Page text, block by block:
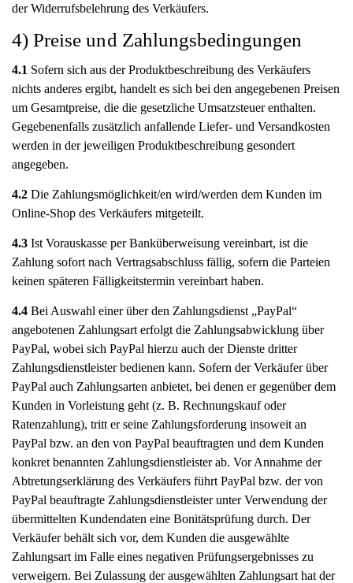
der Widerrufsbelehrung des Verkäufers.
4) Preise und Zahlungsbedingungen
4.1 Sofern sich aus der Produktbeschreibung des Verkäufers
nichts anderes ergibt, handelt es sich bei den angegebenen Preisen
um Gesamtpreise, die die gesetzliche Umsatzsteuer enthalten.
Gegebenenfalls zusätzlich anfallende Liefer- und Versandkosten
werden in der jeweiligen Produktbeschreibung gesondert
angegeben.
4.2 Die Zahlungsmöglichkeit/en wird/werden dem Kunden im
Online-Shop des Verkäufers mitgeteilt.
4.3 Ist Vorauskasse per Banküberweisung vereinbart, ist die
Zahlung sofort nach Vertragsabschluss fällig, sofern die Parteien
keinen späteren Fälligkeitstermin vereinbart haben.
4.4 Bei Auswahl einer über den Zahlungsdienst „PayPal“
angebotenen Zahlungsart erfolgt die Zahlungsabwicklung über
PayPal, wobei sich PayPal hierzu auch der Dienste dritter
Zahlungsdienstleister bedienen kann. Sofern der Verkäufer über
PayPal auch Zahlungsarten anbietet, bei denen er gegenüber dem
Kunden in Vorleistung geht (z. B. Rechnungskauf oder
Ratenzahlung), tritt er seine Zahlungsforderung insoweit an
PayPal bzw. an den von PayPal beauftragten und dem Kunden
konkret benannten Zahlungsdienstleister ab. Vor Annahme der
Abtretungserklärung des Verkäufers führt PayPal bzw. der von
PayPal beauftragte Zahlungsdienstleister unter Verwendung der
übermittelten Kundendaten eine Bonitätsprüfung durch. Der
Verkäufer behält sich vor, dem Kunden die ausgewählte
Zahlungsart im Falle eines negativen Prüfungsergebnisses zu
verweigern. Bei Zulassung der ausgewählten Zahlungsart hat der